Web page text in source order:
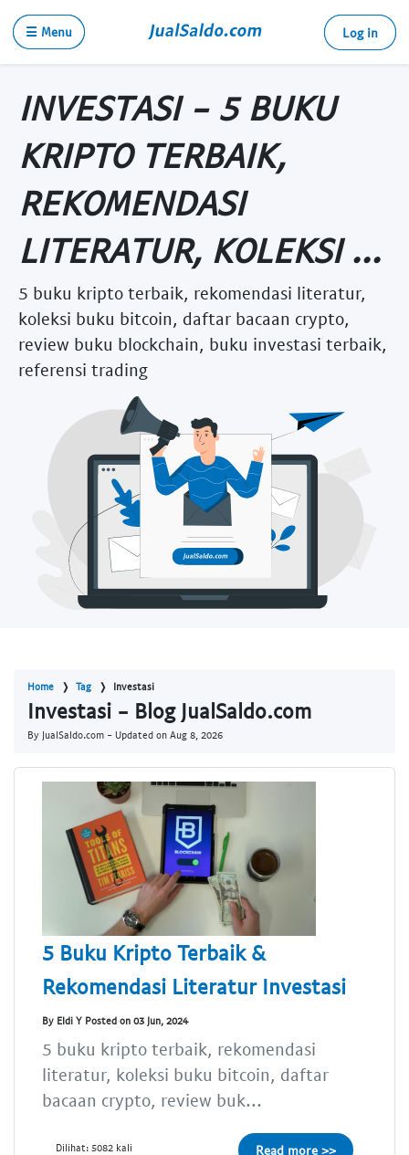
☰ Menu Log in
INVESTASI - 5 BUKU
KRIPTO TERBAIK,
REKOMENDASI
LITERATUR, KOLEKSI ...
5 buku kripto terbaik, rekomendasi literatur,
koleksi buku bitcoin, daftar bacaan crypto,
review buku blockchain, buku investasi terbaik,
referensi trading
Home Tag Investasi
Investasi - Blog JualSaldo.com
By JualSaldo.com - Updated on Aug 8, 2026
5 Buku Kripto Terbaik &
Rekomendasi Literatur Investasi
By Eldi Y Posted on 03 Jun, 2024
5 buku kripto terbaik, rekomendasi
literatur, koleksi buku bitcoin, daftar
bacaan crypto, review buk...
Dilihat: 5082 kali Read more >>